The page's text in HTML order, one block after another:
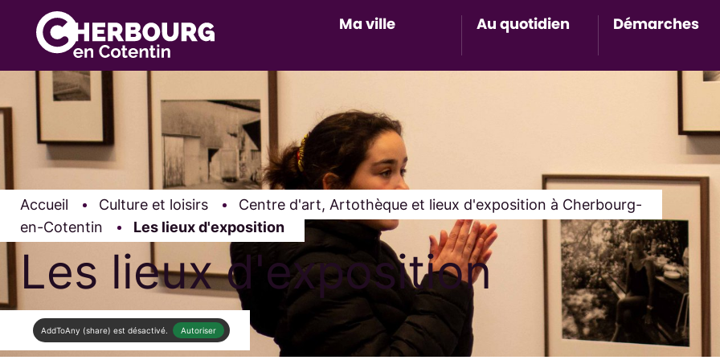
Ma ville Au quotidien
Accès au sous-menu de
Démarches
Accès
Accueil Culture et loisirs
Centre d'art, Artothèque et lieux d'exposition à Cherbourg-
en-Cotentin
Page active :
Les lieux d'exposition
Les lieux d'exposition
AddToAny (share) est désactivé. Autoriser